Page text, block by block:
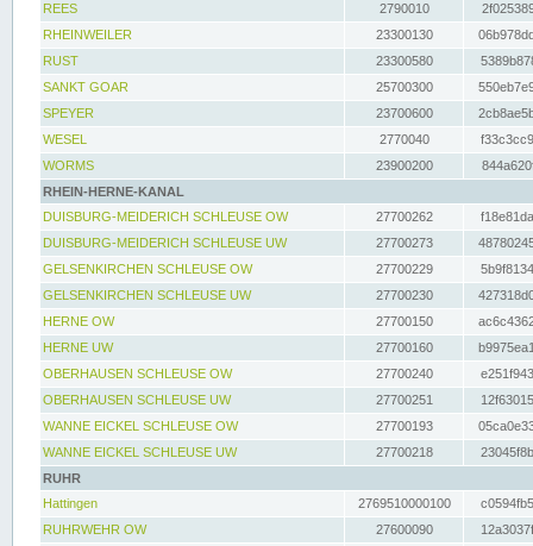
REES
2790010
RHEINWEILER
23300130
RUST
23300580
SANKT GOAR
25700300
SPEYER
23700600
WESEL
2770040
WORMS
23900200
RHEIN-HERNE-KANAL
DUISBURG-MEIDERICH SCHLEUSE OW
27700262
DUISBURG-MEIDERICH SCHLEUSE UW
27700273
GELSENKIRCHEN SCHLEUSE OW
27700229
GELSENKIRCHEN SCHLEUSE UW
27700230
HERNE OW
27700150
HERNE UW
27700160
OBERHAUSEN SCHLEUSE OW
27700240
OBERHAUSEN SCHLEUSE UW
27700251
WANNE EICKEL SCHLEUSE OW
27700193
WANNE EICKEL SCHLEUSE UW
27700218
RUHR
Hattingen
2769510000100
RUHRWEHR OW
27600090